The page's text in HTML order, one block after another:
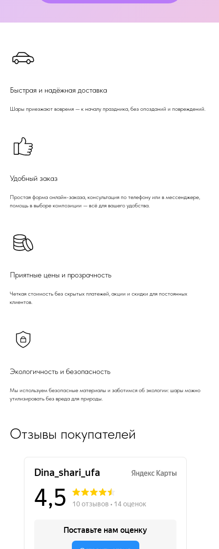
Быстрая и надёжная доставка
Шары приезжают вовремя — к началу праздника, без опозданий и повреждений.
Удобный заказ
Простая форма онлайн-заказа, консультация по телефону или в мессенджере,
помощь в выборе композиции — всё для вашего удобства.
Приятные цены и прозрачность
Четкая стоимость без скрытых платежей, акции и скидки для постоянных
клиентов.
Экологичность и безопасность
Мы используем безопасные материалы и заботимся об экологии: шары можно
утилизировать без вреда для природы.
Отзывы покупателей